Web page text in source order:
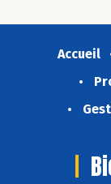
Accueil